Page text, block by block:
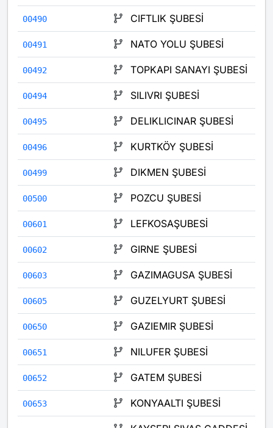
00490 CIFTLIK ŞUBESİ
00491 NATO YOLU ŞUBESİ
00492 TOPKAPI SANAYI ŞUBESİ
00494 SILIVRI ŞUBESİ
00495 DELIKLICINAR ŞUBESİ
00496 KURTKÖY ŞUBESİ
00499 DIKMEN ŞUBESİ
00500 POZCU ŞUBESİ
00601 LEFKOSAŞUBESİ
00602 GIRNE ŞUBESİ
00603 GAZIMAGUSA ŞUBESİ
00605 GUZELYURT ŞUBESİ
00650 GAZIEMIR ŞUBESİ
00651 NILUFER ŞUBESİ
00652 GATEM ŞUBESİ
00653 KONYAALTI ŞUBESİ